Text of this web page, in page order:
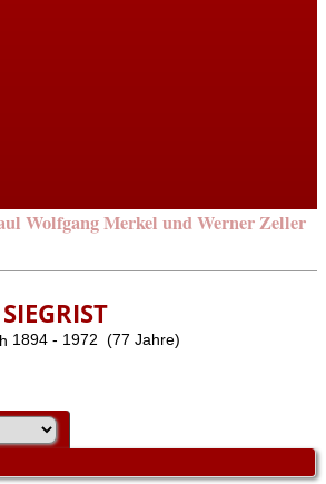
Wolfgang Merkel und Werner Zeller
1894 - 1972 (77 Jahre)